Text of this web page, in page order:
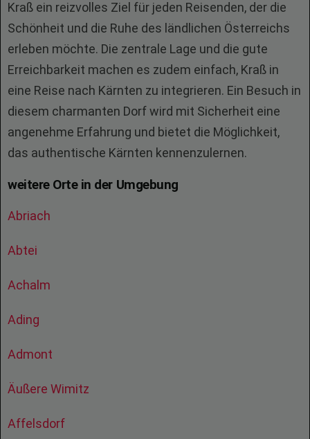
Kraß ein reizvolles Ziel für jeden Reisenden, der die
Schönheit und die Ruhe des ländlichen Österreichs
erleben möchte. Die zentrale Lage und die gute
Erreichbarkeit machen es zudem einfach, Kraß in
eine Reise nach Kärnten zu integrieren. Ein Besuch in
diesem charmanten Dorf wird mit Sicherheit eine
angenehme Erfahrung und bietet die Möglichkeit,
das authentische Kärnten kennenzulernen.
weitere Orte in der Umgebung
Abriach
Abtei
Achalm
Ading
Admont
Äußere Wimitz
Affelsdorf